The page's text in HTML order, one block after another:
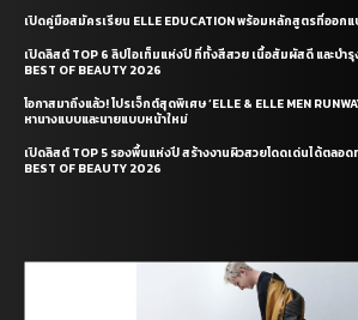
เปิดคู่มือสมัครเรียน ELLE EDUCATION พร้อมหลักสูตรที่ออก
เปิดลิสต์ TOP 6 ลิปไอเท็มแห่งปี ที่ทั้งสีสวย เนื้อสัมผัสดี และบำรุ
BEST OF BEAUTY 2026
โอกาสมาถึงแล้ว! โปรเจ็กต์สุดพิเศษ ‘ELLE & ELLE MEN
หานางแบบและนายแบบหน้าใหม่
เปิดลิสต์ TOP 5 รองพื้นแห่งปี สร้างงานผิวสวยโดดเด่นได้ตลอด
BEST OF BEAUTY 2026